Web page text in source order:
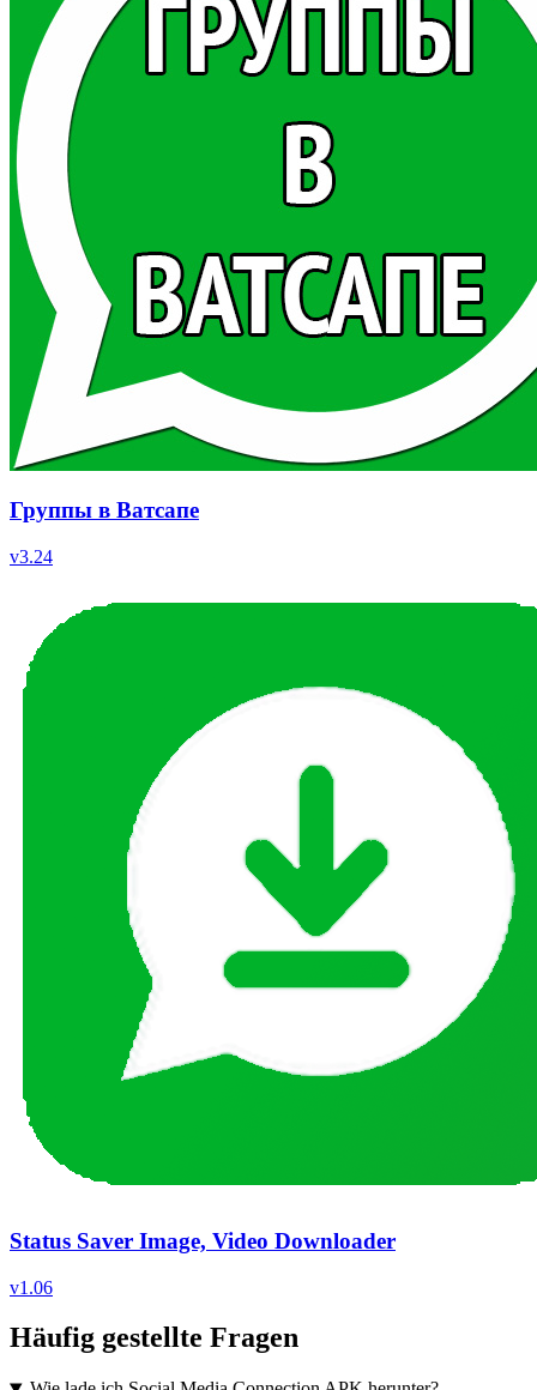
Группы в Ватсапе
v3.24
Status Saver Image, Video Downloader
v1.06
Häufig gestellte Fragen